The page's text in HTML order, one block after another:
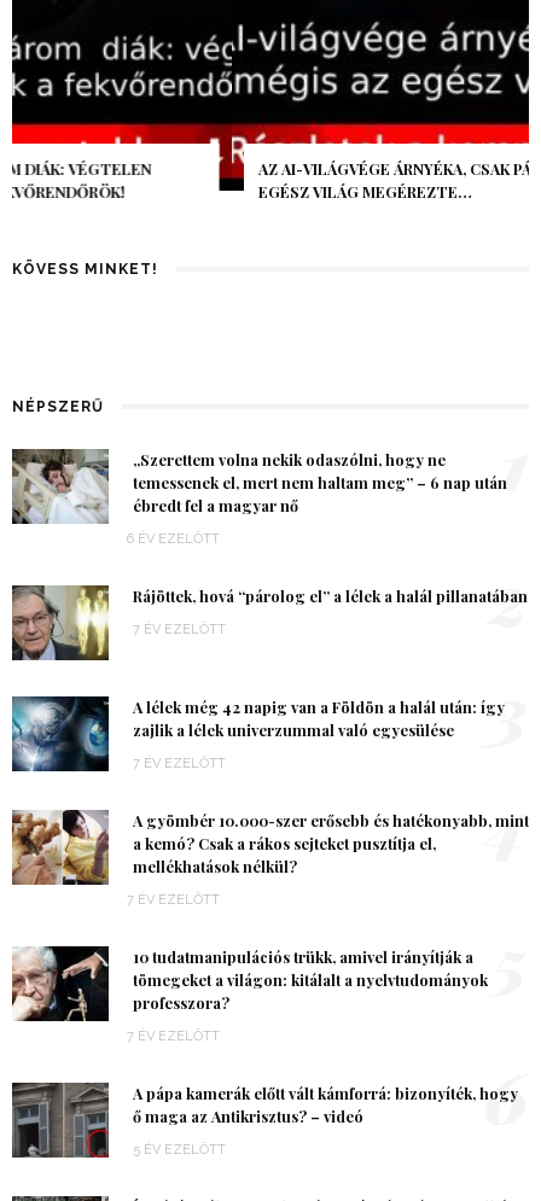
AZ AI-VILÁGVÉGE ÁRNYÉKA, CSAK PÁR ÓRA VOLT, MÉGIS AZ
EGÉSZ VILÁG MEGÉREZTE…
KÖVESS MINKET!
NÉPSZERŰ
„Szerettem volna nekik odaszólni, hogy ne
temessenek el, mert nem haltam meg” – 6 nap után
ébredt fel a magyar nő
6 ÉV EZELŐTT
1
Rájöttek, hová “párolog el” a lélek a halál pillanatában
7 ÉV EZELŐTT 2
A lélek még 42 napig van a Földön a halál után: így
zajlik a lélek univerzummal való egyesülése
7 ÉV EZELŐTT
3
A gyömbér 10.000-szer erősebb és hatékonyabb, mint
a kemó? Csak a rákos sejteket pusztítja el,
mellékhatások nélkül?
7 ÉV EZELŐTT
4
10 tudatmanipulációs trükk, amivel irányítják a
tömegeket a világon: kitálalt a nyelvtudományok
professzora?
7 ÉV EZELŐTT
A pápa kamerák előtt vált kámforrá: bizonyíték, hogy
ő maga az Antikrisztus? – videó
5 ÉV EZELŐTT
6